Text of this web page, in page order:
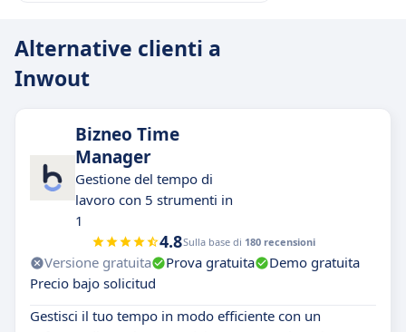
Alternative clienti a
Inwout
Bizneo Time
Manager
Gestione del tempo di
lavoro con 5 strumenti in
1
4.8Sulla base di 180 recensioni
Versione gratuita Prova gratuita
Demo gratuita
Precio bajo solicitud
Gestisci il tuo tempo in modo efficiente con un